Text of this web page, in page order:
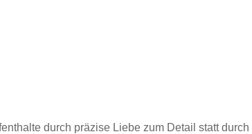
durch präzise Liebe zum Detail statt durch